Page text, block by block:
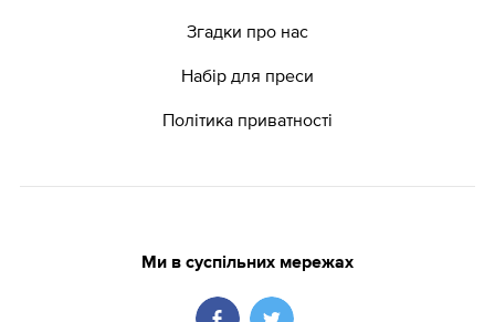
Згадки про нас
Набір для преси
Політика приватності
Ми в суспільних мережах